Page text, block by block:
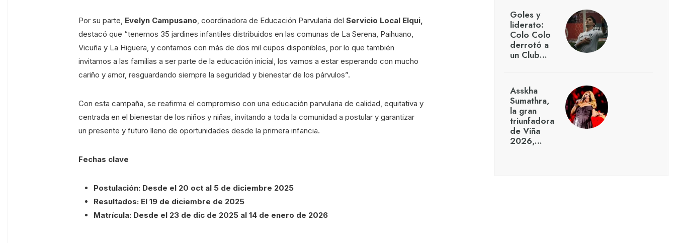
Por su parte, Evelyn Campusano, coordinadora de Educación Parvularia del Servicio Local Elqui,
destacó que “tenemos 35 jardines infantiles distribuidos en las comunas de La Serena, Paihuano,
Vicuña y La Higuera, y contamos con más de dos mil cupos disponibles, por lo que también
invitamos a las familias a ser parte de la educación inicial, los vamos a estar esperando con mucho
cariño y amor, resguardando siempre la seguridad y bienestar de los párvulos”.
Con esta campaña, se reafirma el compromiso con una educación parvularia de calidad, equitativa y
centrada en el bienestar de los niños y niñas, invitando a toda la comunidad a postular y garantizar
un presente y futuro lleno de oportunidades desde la primera infancia.
Fechas clave
Postulación: Desde el 20 oct al 5 de diciembre 2025
Resultados: El 19 de diciembre de 2025
Matrícula: Desde el 23 de dic de 2025 al 14 de enero de 2026
Goles y
liderato:
Colo Colo
derrotó a
un Club…
Asskha
Sumathra,
la gran
triunfadora
de Viña
2026,…